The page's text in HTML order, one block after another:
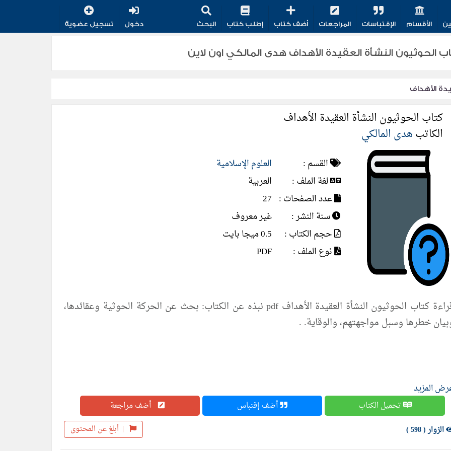
الأقسام الإقتباسات المراجعات أضف كتاب إطلب كتاب البحث دخول تسجيل عضوية
الحوثيون النشأة العقيدة الأهداف هدى المالكي اون لاين
الأهداف
كتاب الحوثيون النشأة العقيدة الأهداف
الكاتبهدى المالكي
القسم :
العلوم الإسلامية
لغة الملف :
العربية
عدد الصفحات : 27
سنة النشر :
غير معروف
حجم الكتاب :
0.5 ميجا بايت
نوع الملف :
PDF
قراءة كتاب الحوثيون النشأة العقيدة الأهداف pdf نبذه عن الكتاب: بحث عن الحركة الحوثية وعقائدها،
خطرها وسبل مواجهتهم، والوقاية. .
المزيد
تحميل الكتاب أضف إقتباس أضف مراجعة
| أبلغ عن المحتوى الزوار ( 598 )